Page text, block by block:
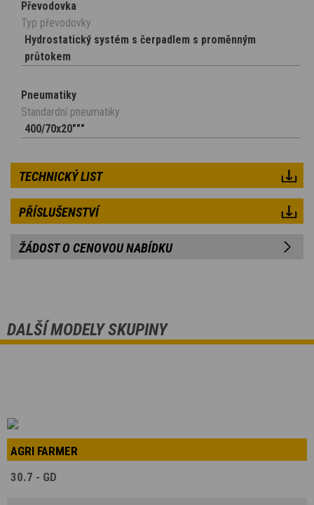
Převodovka
Typ převodovky
Hydrostatický systém s čerpadlem s proměnným
průtokem
Pneumatiky
Standardní pneumatiky
400/70x20"""
TECHNICKÝ LIST
PŘÍSLUŠENSTVÍ
ŽÁDOST O CENOVOU NABÍDKU
DALŠÍ MODELY SKUPINY
AGRI FARMER
30.7 - GD